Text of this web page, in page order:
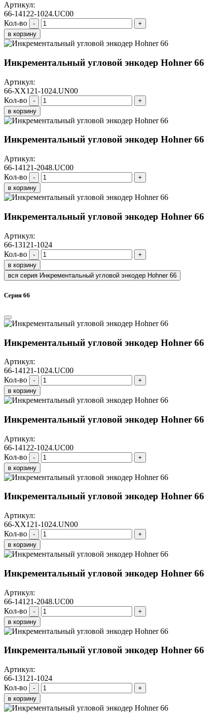
Артикул:
66-14122-1024.UC00
Кол-во
-
+
в корзину
Инкрементальный угловой энкодер Hohner 66
Артикул:
66-XX121-1024.UN00
Кол-во
-
+
в корзину
Инкрементальный угловой энкодер Hohner 66
Артикул:
66-14121-2048.UC00
Кол-во
-
+
в корзину
Инкрементальный угловой энкодер Hohner 66
Артикул:
66-13121-1024
Кол-во
-
+
в корзину
вся серия Инкрементальный угловой энкодер Hohner 66
Серия 66
Инкрементальный угловой энкодер Hohner 66
Артикул:
66-14121-1024.UC00
Кол-во
-
+
в корзину
Инкрементальный угловой энкодер Hohner 66
Артикул:
66-14122-1024.UC00
Кол-во
-
+
в корзину
Инкрементальный угловой энкодер Hohner 66
Артикул:
66-XX121-1024.UN00
Кол-во
-
+
в корзину
Инкрементальный угловой энкодер Hohner 66
Артикул:
66-14121-2048.UC00
Кол-во
-
+
в корзину
Инкрементальный угловой энкодер Hohner 66
Артикул:
66-13121-1024
Кол-во
-
+
в корзину